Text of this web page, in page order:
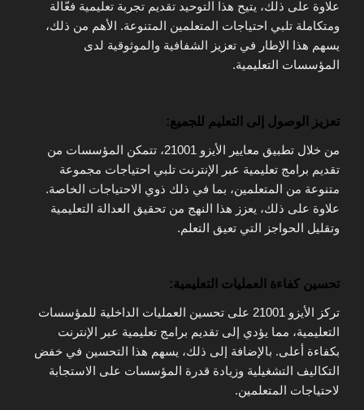
علاوة على ذلك، يتيح هذا التوحيد تقديم تجربة تعليمية فعّالة
ومتكاملة تلبي احتياجات المتعلمين المتنوعة. الأهم من ذلك،
يسهم هذا الإطار في تعزيز الشفافية والموثوقية لدى
المؤسسات التعليمية.
تعزيز الوصول إلى التعليم للجميع:
من خلال تطبيق معايير الأيزو 21001، تتمكن المؤسسات من
تقديم برامج تعليمية عبر الإنترنت تلبي احتياجات مجموعة
متنوعة من المتعلمين، بما في ذلك ذوي الاحتياجات الخاصة.
علاوة على ذلك، يعزز هذا النهج من تحقيق العدالة التعليمية
وتقليل الحواجز التي تعيق التعلم.
تحسين كفاءة العمليات التعليمية:
تركز الأيزو 21001 على تحسين العمليات الداخلية للمؤسسات
التعليمية، مما يؤدي إلى تقديم برامج تعليمية عبر الإنترنت
بكفاءة أعلى. بالإضافة إلى ذلك، يسهم هذا التحسين في خفض
التكاليف التشغيلية وزيادة قدرة المؤسسات على الاستجابة
لاحتياجات المتعلمين.